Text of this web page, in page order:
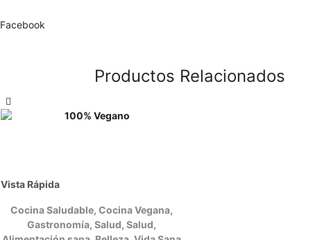
Productos Relacionados
Vista Rápida
Cocina Saludable, Cocina Vegana,
Gastronomía, Salud, Salud,